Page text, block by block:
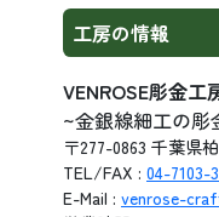
工房の情報
VENROSE彫金
~金銀線細工の彫
〒277-0863 千葉県
TEL/FAX : 04-7103-
E-Mail : venrose-